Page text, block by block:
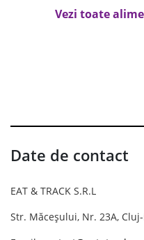
Vezi toate
Date de contact
EAT & TRACK S.R.L
Str. Măceșului, Nr. 23A,